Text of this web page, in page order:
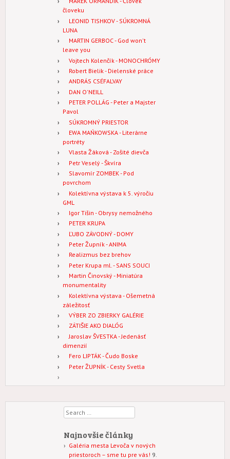
človeku
LEONID TISHKOV - SÚKROMNÁ
LUNA
MARTIN GERBOC - God won't
leave you
Vojtech Kolenčík - MONOCHRÓMY
Robert Bielik - Dielenské práce
ANDRÁS CSÉFALVAY
DAN O'NEILL
PETER POLLÁG - Peter a Majster
Pavol
SÚKROMNÝ PRIESTOR
EWA MAŃKOWSKA - Literárne
portréty
Vlasta Žáková - Zošité dievča
Petr Veselý - Škvíra
Slavomír ZOMBEK - Pod
povrchom
Kolektívna výstava k 5. výročiu
GML
Igor Tišin - Obrysy nemožného
PETER KRUPA
ĽUBO ZÁVODNÝ - DOMY
Peter Župník - ANIMA
Realizmus bez brehov
Peter Krupa ml. - SANS SOUCI
Martin Činovský - Miniatúra
monumentality
Kolektívna výstava - Ošemetná
záležitosť
VÝBER ZO ZBIERKY GALÉRIE
ZÁTIŠIE AKO DIALÓG
Jaroslav ŠVESTKA - Jedenásť
dimenzií
Fero LIPTÁK - Čudo Boske
Peter ŽUPNÍK - Cesty Svetla
Search
Najnovšie články
Galéria mesta Levoča v nových
priestoroch – sme tu pre vás! 9.